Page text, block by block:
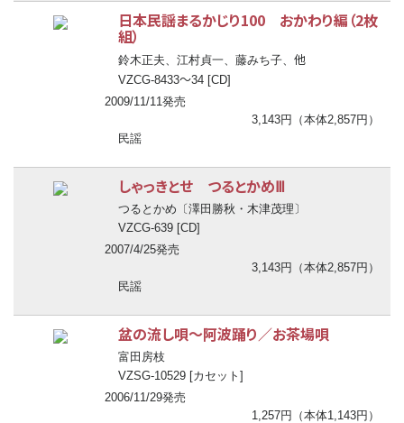
日本民謡まるかじり100 おかわり編（2枚
組）
鈴木正夫、江村貞一、藤みち子、 他
VZCG-8433〜34 [CD]
2009/11/11発売
3,143円（本体2,857円）
民謡
しゃっきとせ つるとかめⅢ
つるとかめ〔澤田勝秋・木津茂理〕
VZCG-639 [CD]
2007/4/25発売
3,143円（本体2,857円）
民謡
盆の流し唄〜阿波踊り／お茶場唄
富田房枝
VZSG-10529 [カセット]
2006/11/29発売
1,257円（本体1,143円）